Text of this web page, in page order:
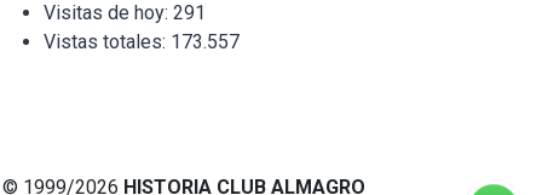
Visitas de hoy: 291
Vistas totales: 173.557
© 1999/2026 HISTORIA CLUB ALMAGRO